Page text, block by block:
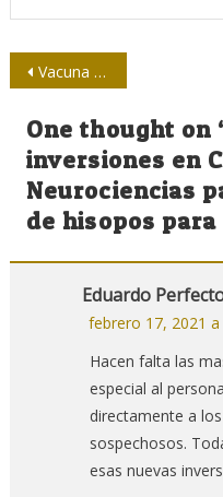
Navegación
de
entradas
Vacuna Sputnik V es efectiva contra cepa británica de Covid-19
One thought on
inversiones en
Neurociencias
de hisopos para
Eduardo
febrero 17, 2021 a
Hacen falta las
especial al
directamente a
sospechosos.
esas nuevas